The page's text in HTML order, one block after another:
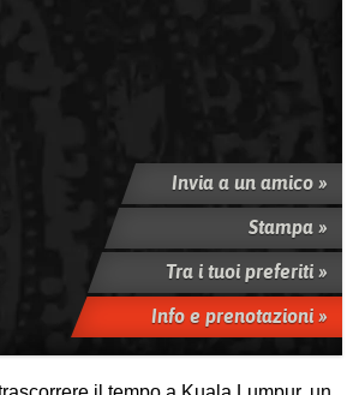
Invia a un amico »
Stampa »
Tra i tuoi preferiti »
Info e prenotazioni »